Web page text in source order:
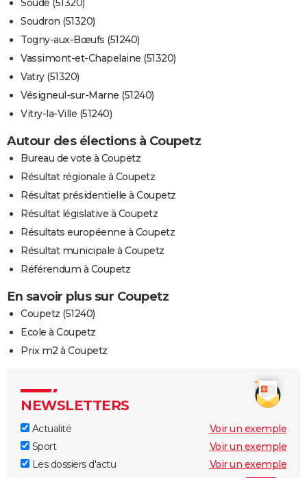
Soudron (51320)
Togny-aux-Bœufs (51240)
Vassimont-et-Chapelaine (51320)
Vatry (51320)
Vésigneul-sur-Marne (51240)
Vitry-la-Ville (51240)
Autour des élections à Coupetz
Bureau de vote à Coupetz
Résultat régionale à Coupetz
Résultat présidentielle à Coupetz
Résultat législative à Coupetz
Résultats européenne à Coupetz
Résultat municipale à Coupetz
Référendum à Coupetz
En savoir plus sur Coupetz
Coupetz (51240)
Ecole à Coupetz
Prix m2 à Coupetz
NEWSLETTERS
Actualité
Voir un exemple
Sport
Voir un exemple
Les dossiers d'actu
Voir un exemple